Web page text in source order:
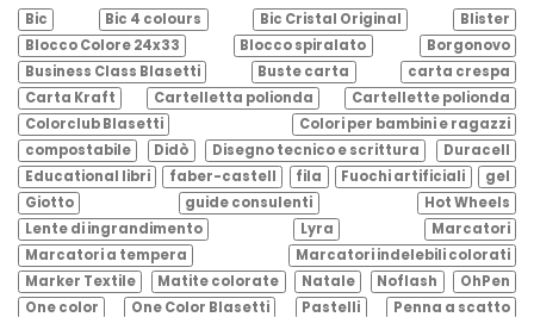
Bic Bic 4 colours Bic Cristal Original
Blister
Blocco Colore 24x33
Blocco spiralato
Borgonovo
Business Class Blasetti
Buste carta
carta crespa
Carta Kraft
Cartelletta polionda
Cartellette polionda
Colorclub Blasetti
Colori per bambini e ragazzi
compostabile
Didò Disegno tecnico e scrittura
Duracell
Educational libri
faber-castell fila Fuochi artificiali
gel
Giotto
guide consulenti
Hot Wheels
Lente di ingrandimento
Lyra
Marcatori
Marcatori a tempera
Marcatori indelebili colorati
Marker Textile
Matite colorate Natale Noflash
OhPen
One color
One Color Blasetti Pastelli
Penna a scatto